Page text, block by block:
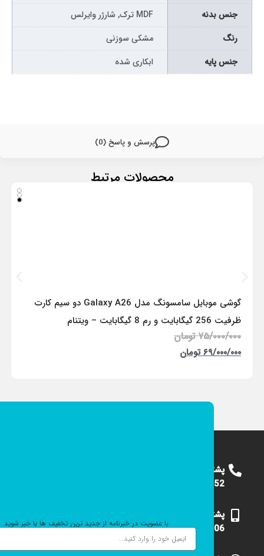
پرسش و پاسخ (0)
جنس بدنه
MDF ترک, شارژر وایرلس
رنگ
مشکی سوزنی
جنس پایه
ابکاری شده
محصولات مرتبط
گوشی موبایل سامسونگ مدل Galaxy A26 دو سیم کارت
ظرفیت 256 گیگابایت و رم 8 گیگابایت – ویتنام
۷۵/۰۰۰/۰۰۰ تومان
۶۹/۰۰۰/۰۰۰ تومان
پشتیبانی
09124375652
پشتیبانی
09101531006با عضویت در خبرنامه از جدید ترین تخفیف ها با خبر شوید